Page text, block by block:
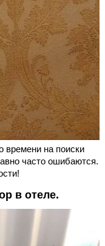
времени на поиски
часто ошибаются.
в отеле.